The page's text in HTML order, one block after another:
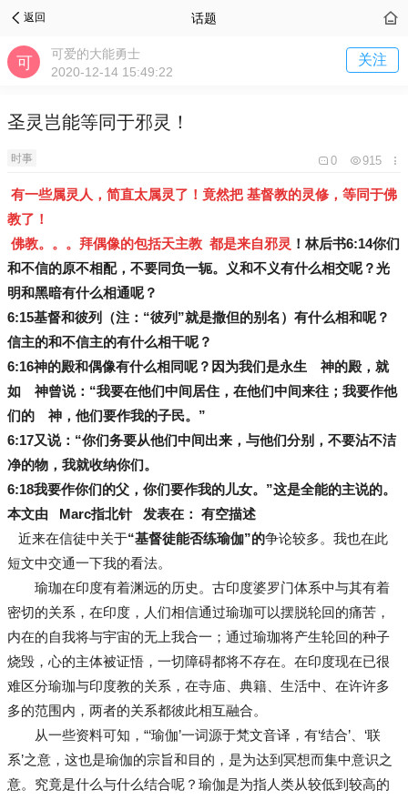
返回 话题
可爱的大能勇士
2020-12-14 15:49:22
关注
圣灵岂能等同于邪灵！
时事 0 915
有一些属灵人，简直太属灵了！竟然把 基督教的灵修，等同于佛
教了！
佛教。。。拜偶像的包括天主教 都是来自邪灵 ！林后书6:14你们
和不信的原不相配，不要同负一轭。义和不义有什么相交呢？光
明和黑暗有什么相通呢？
6:15基督和彼列（注：“彼列”就是撒但的别名）有什么相和呢？
信主的和不信主的有什么相干呢？
6:16神的殿和偶像有什么相同呢？因为我们是永生 神的殿，就
如 神曾说：“我要在他们中间居住，在他们中间来往；我要作他
们的 神，他们要作我的子民。”
6:17又说：“你们务要从他们中间出来，与他们分别，不要沾不洁
净的物，我就收纳你们。
6:18我要作你们的父，你们要作我的儿女。”这是全能的主说的。
本文由 Marc指北针 发表在： 有空描述
近来在信徒中关于“基督徒能否练瑜伽”的争论较多。我也在此
短文中交通一下我的看法。
瑜珈在印度有着渊远的历史。古印度婆罗门体系中与其有着
密切的关系，在印度，人们相信通过瑜珈可以摆脱轮回的痛苦，
内在的自我将与宇宙的无上我合一；通过瑜珈将产生轮回的种子
烧毁，心的主体被证悟，一切障碍都将不存在。在印度现在已很
难区分瑜珈与印度教的关系，在寺庙、典籍、生活中、在许许多
多的范围内，两者的关系都彼此相互融合。
从一些资料可知，“‘瑜伽’一词源于梵文音译，有‘结合’、‘联
系’之意，这也是瑜伽的宗旨和目的，是为达到冥想而集中意识之
意。究竟是什么与什么结合呢？瑜伽是为指人类从较低到较高的